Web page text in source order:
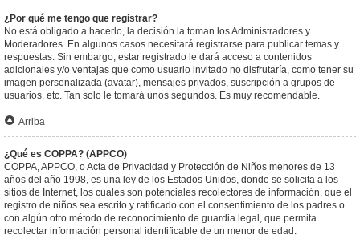
¿Por qué me tengo que registrar?
No está obligado a hacerlo, la decisión la toman los Administradores y
Moderadores. En algunos casos necesitará registrarse para publicar temas y
respuestas. Sin embargo, estar registrado le dará acceso a contenidos
adicionales y/o ventajas que como usuario invitado no disfrutaría, como tener su
imagen personalizada (avatar), mensajes privados, suscripción a grupos de
usuarios, etc. Tan solo le tomará unos segundos. Es muy recomendable.
Arriba
¿Qué es COPPA? (APPCO)
COPPA, APPCO, o Acta de Privacidad y Protección de Niños menores de 13
años del año 1998, es una ley de los Estados Unidos, donde se solicita a los
sitios de Internet, los cuales son potenciales recolectores de información, que el
registro de niños sea escrito y ratificado con el consentimiento de los padres o
con algún otro método de reconocimiento de guardia legal, que permita
recolectar información personal identificable de un menor de edad.